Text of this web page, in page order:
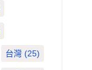
台灣 (25)